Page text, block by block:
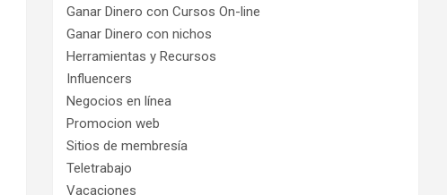
Ganar Dinero con Cursos On-line
Ganar Dinero con nichos
Herramientas y Recursos
Influencers
Negocios en línea
Promocion web
Sitios de membresía
Teletrabajo
Vacaciones